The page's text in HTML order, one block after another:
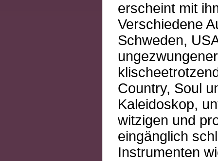
erscheint mit
Verschiedene
Schweden,
Country, Soul
Kaleidoskop,
witzigen und
eingänglich
Instrumenten